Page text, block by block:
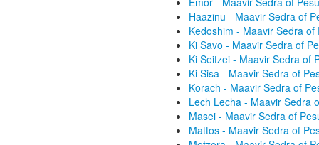
Haazinu - Maavir Sedra of
Kedoshim - Maavir Sedra
Ki Savo - Maavir Sedra of
Ki Seitzei - Maavir Sedra of
Ki Sisa - Maavir Sedra of
Korach - Maavir Sedra of
Lech Lecha - Maavir Sedra
Masei - Maavir Sedra of
Mattos - Maavir Sedra of